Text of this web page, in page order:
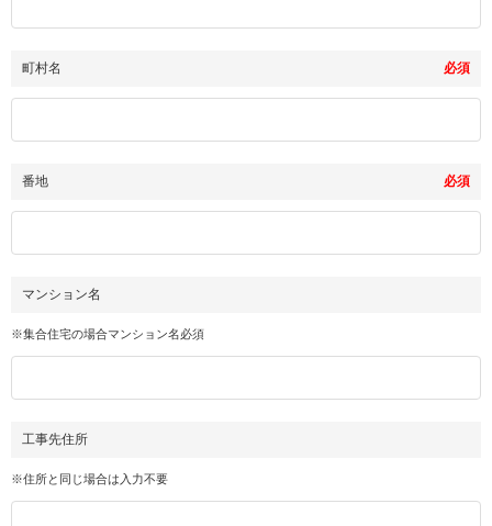
町村名 必須
番地 必須
マンション名
※集合住宅の場合マンション名必須
工事先住所
※住所と同じ場合は入力不要